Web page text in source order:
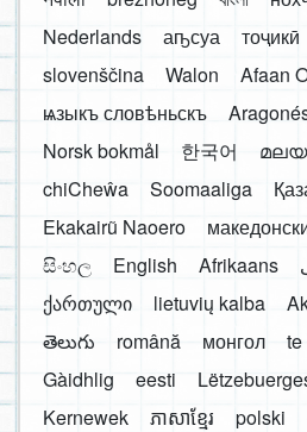
Nederlands
аҧсуа тоҷикӣ
slovenščina
Walon Afaan
ѩзыкъ словѣньскъ
Norsk bokmål
한국어
chiCheŵa
Soomaaliga
Ekakairũ Naoero
සිංහල
English Afrikaans
ქართული
lietuvių kalba
తెలుగు
română монгол te
Gàidhlig
eesti
Kernewek
ភាសាខ្មែរ polski